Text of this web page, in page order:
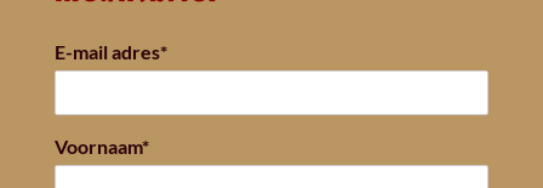
E-mail adres*
Voornaam*